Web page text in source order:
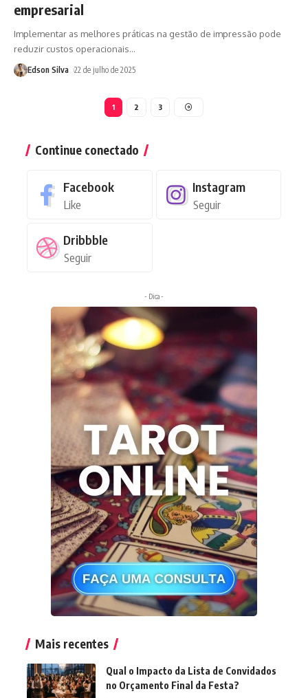
empresarial
Implementar as melhores práticas na gestão de impressão pode
reduzir custos operacionais…
Edson Silva 22 de julho de 2025
1 2 3
Continue conectado
Facebook
Like
Instagram
Seguir
Dribbble
Seguir
- Dica -
Mais recentes
Qual o Impacto da Lista de Convidados
no Orçamento Final da Festa?